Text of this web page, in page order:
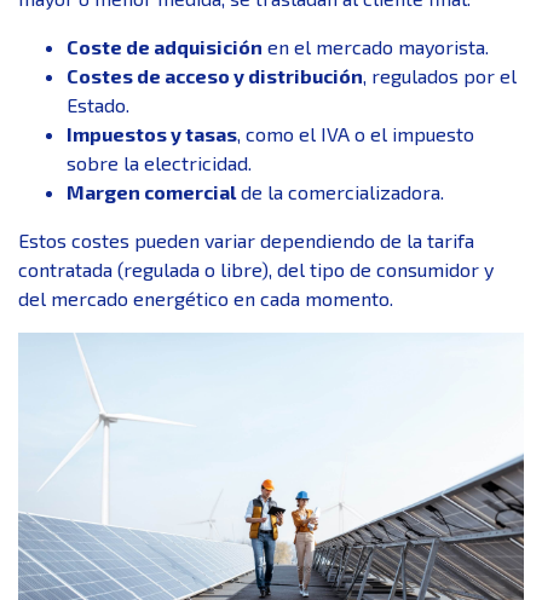
Coste de adquisición en el mercado mayorista.
Costes de acceso y distribución , regulados por el
Estado.
Impuestos y tasas , como el IVA o el impuesto
sobre la electricidad.
Margen comercial de la comercializadora.
Estos costes pueden variar dependiendo de la tarifa
contratada (regulada o libre), del tipo de consumidor y
del mercado energético en cada momento.